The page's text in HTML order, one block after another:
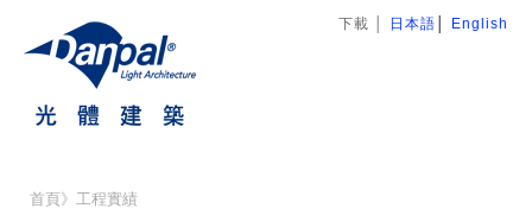
下載 日本語 English
首頁》 工程實績